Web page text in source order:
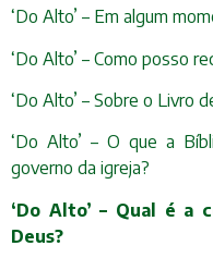
‘Do Alto’ – Em algum
‘Do Alto’ – Como posso
‘Do Alto’ – Sobre o Livro
‘Do Alto’ – O que a
governo da igreja?
‘Do Alto’ – Qual é a
Deus?